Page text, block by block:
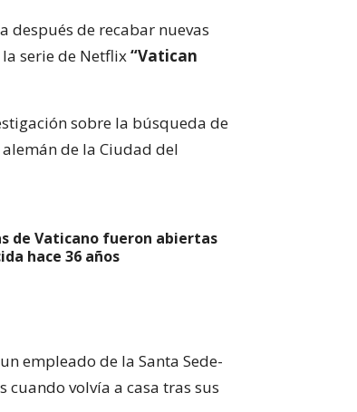
después de recabar nuevas
serie de Netflix“Vatican
sobre la búsqueda de
de la Ciudad del
de Vaticano fueron abiertas
hace 36 años
empleado de la Santa Sede-
cuando volvía a casa tras sus